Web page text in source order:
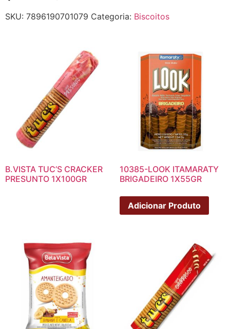
SKU: 7896190701079 Categoria: Biscoitos
B.VISTA TUC’S CRACKER
PRESUNTO 1X100GR
10385-LOOK ITAMARATY
BRIGADEIRO 1X55GR
Adicionar Produto